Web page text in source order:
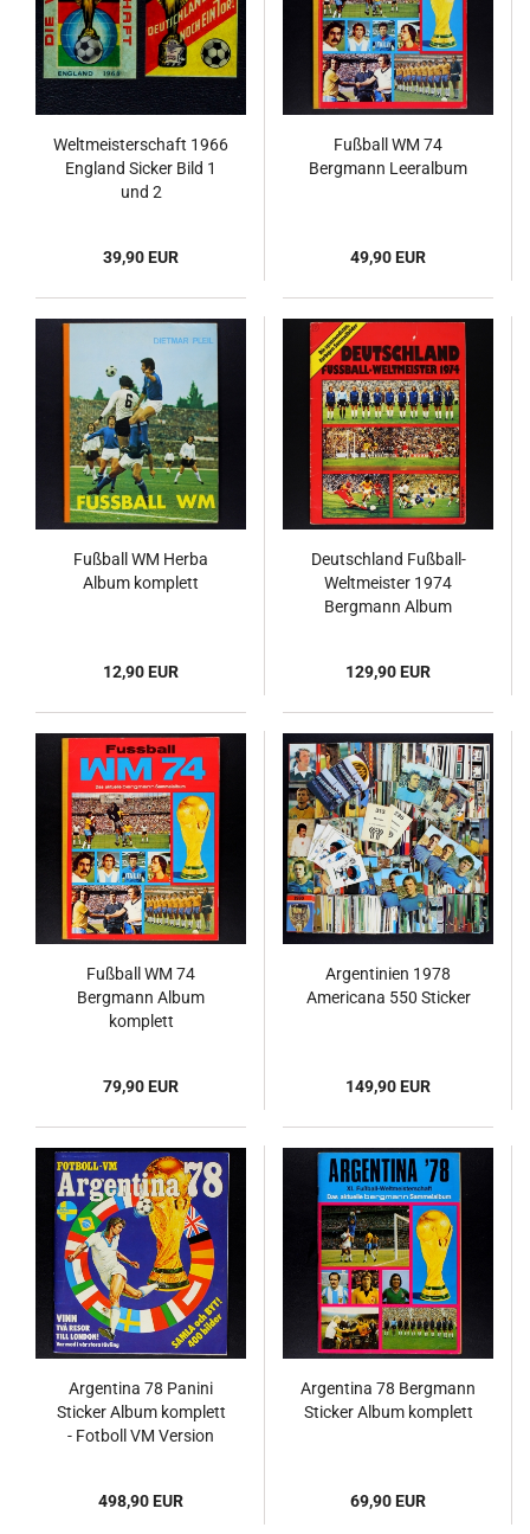
Weltmeisterschaft 1966
England Sicker Bild 1
und 2
39,90 EUR
Fußball WM 74
Bergmann Leeralbum
49,90 EUR
Fußball WM Herba
Album komplett
12,90 EUR
Deutschland Fußball-
Weltmeister 1974
Bergmann Album
129,90 EUR
Fußball WM 74
Bergmann Album
komplett
79,90 EUR
Argentinien 1978
Americana 550 Sticker
149,90 EUR
Argentina 78 Panini
Sticker Album komplett
- Fotboll VM Version
498,90 EUR
Argentina 78 Bergmann
Sticker Album komplett
69,90 EUR